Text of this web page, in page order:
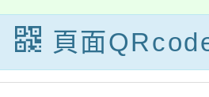
員工、
區人士
頁面